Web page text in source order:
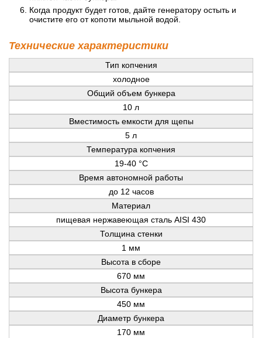
Когда продукт будет готов, дайте генератору остыть и
очистите его от копоти мыльной водой.
Технические характеристики
Тип копчения
холодное
Общий объем бункера
10 л
Вместимость емкости для щепы
5 л
Температура копчения
19-40 °C
Время автономной работы
до 12 часов
Материал
пищевая нержавеющая сталь AISI 430
Толщина стенки
1 мм
Высота в сборе
670 мм
Высота бункера
450 мм
Диаметр бункера
170 мм